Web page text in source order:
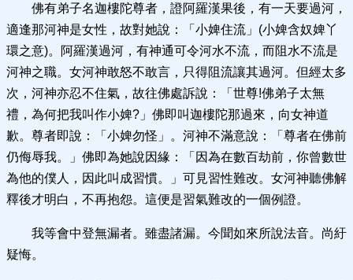
佛有弟子名迦樓陀尊者，證阿羅漢果後，有一天要過河，
適逢那河神是女性，故對她說：「小婢住流」(小婢含奴婢丫
環之意)。阿羅漢過河，有神通可令河水不流，而阻水不流是
河神之職。女河神敢怒不敢言，只得阻流讓其過河。但經太多
次，河神亦忍不住氣，故往佛處訴說：「世尊!佛弟子太無
禮，為何把我叫作小婢?」佛即叫迦樓陀那過來，向女神道
歉。尊者即說：「小婢勿怪」。河神不滿意說：「尊者在佛前
仍侮辱我。」佛即為她說因緣：「因為在數百劫前，你曾數世
為他的僕人，因此叫成習慣。」可見習性難改。女河神聽佛解
釋後才明白，不再抱怨。這便是習氣難改的一個例證。
我等會中登無漏者。雖盡諸漏。今聞如來所說法音。尚紆
疑悔。